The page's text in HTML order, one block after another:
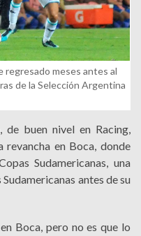
regresado meses antes al
de la Selección Argentina
de buen nivel en Racing,
revancha en Boca, donde
Sudamericanas, una
antes de su
Boca, pero no es que lo